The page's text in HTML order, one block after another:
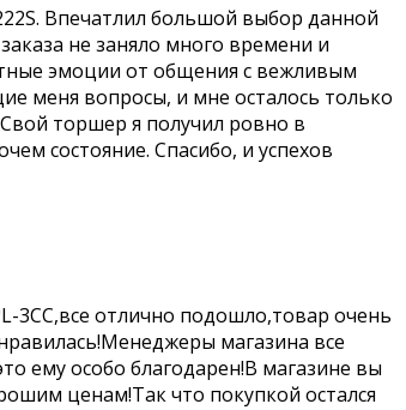
Впечатлил большой выбор данной
не заняло много времени и
эмоции от общения с вежливым
меня вопросы, и мне осталось только
торшер я получил ровно в
состояние. Спасибо, и успехов
3CC,все отлично подошло,товар очень
магазина все
ему особо благодарен!В магазине вы
ценам!Так что покупкой остался